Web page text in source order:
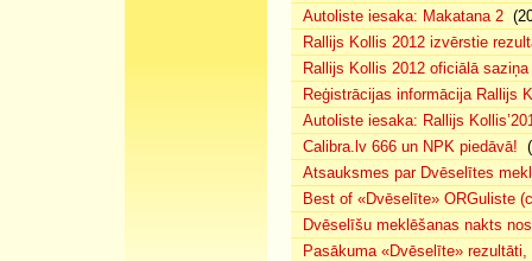
Autoliste iesaka: Makatana 2
Rallijs Kollis 2012 izvērstie
Rallijs Kollis 2012 oficiālā saziņa
Reģistrācijas informācija Rallijs
Autoliste iesaka: Rallijs
Calibra.lv 666 un NPK piedāvā!
Atsauksmes par Dvēselītes
Best of «Dvēselīte» ORGuliste
Dvēselīšu meklēšanas nakts
Pasākuma «Dvēselīte»